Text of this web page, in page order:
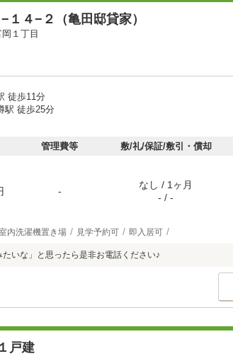
１４−２（亀田邸貸家）
１丁目
徒歩11分
駅 徒歩25分
管理費等 敷/礼/保証/敷引・償却
-
なし / 1ヶ月
- / -
内洗濯機置き場 見学予約可 即入居可
たいな」と思ったら是非お電話ください♪
戸建